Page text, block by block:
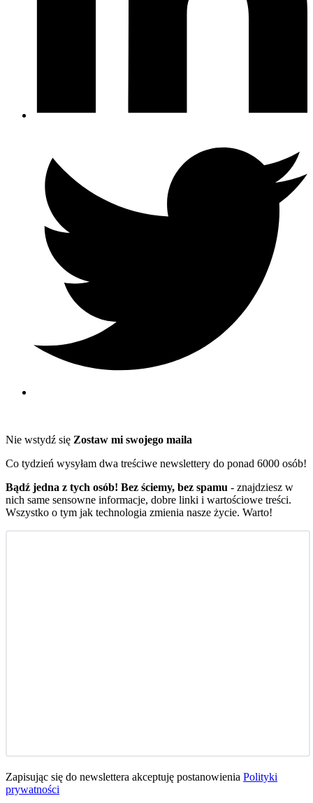
Nie wstydź się Zostaw mi swojego maila
Co tydzień wysyłam dwa treściwe newslettery do ponad 6000 osób!
Bądź jedna z tych osób! Bez ściemy, bez spamu - znajdziesz w
nich same sensowne informacje, dobre linki i wartościowe treści.
Wszystko o tym jak technologia zmienia nasze życie. Warto!
Zapisując się do newslettera akceptuję postanowienia Polityki
prywatności